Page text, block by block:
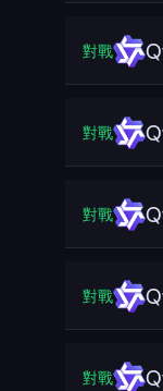
對戰
對戰
對戰
對戰
對戰